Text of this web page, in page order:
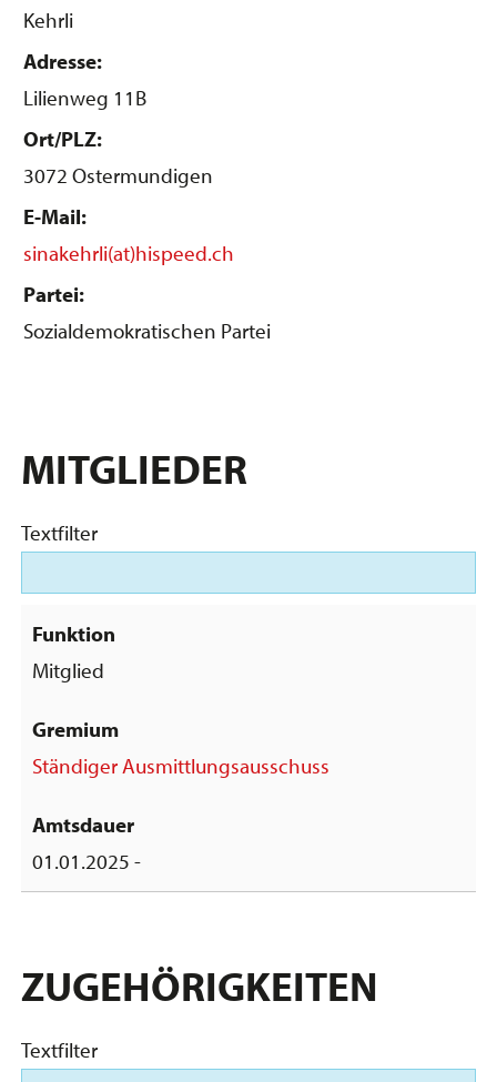
Kehrli
Adresse:
Lilienweg 11B
Ort/PLZ:
3072 Ostermundigen
E-Mail:
sinakehrli(at)hispeed.ch
Partei:
Sozialdemokratischen Partei
MITGLIEDER
Textfilter
Mitglied
Ständiger Ausmittlungsausschuss
01.01.2025 -
ZUGEHÖRIGKEITEN
Textfilter